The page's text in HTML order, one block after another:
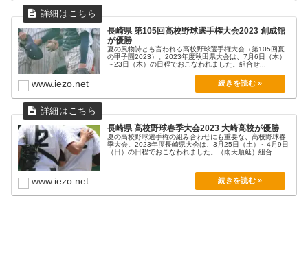
長崎県 第105回高校野球選手権大会2023 創成館
が優勝
夏の風物詩とも言われる高校野球選手権大会（第105回夏
の甲子園2023）。2023年度秋田県大会は、7月6日（木）
～23日（木）の日程でおこなわれました。組合せ...
www.iezo.net
長崎県 高校野球春季大会2023 大崎高校が優勝
夏の高校野球選手権の組み合わせにも重要な、高校野球春
季大会。2023年度長崎県大会は、3月25日（土）～4月9日
（日）の日程でおこなわれました。（雨天順延）組合...
www.iezo.net